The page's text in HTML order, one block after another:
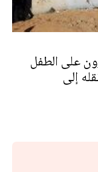
على الطفل
إلى